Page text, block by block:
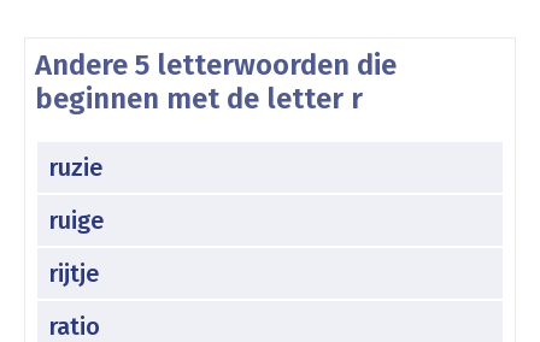
Andere 5 letterwoorden die
beginnen met de letter r
ruzie
ruige
rijtje
ratio